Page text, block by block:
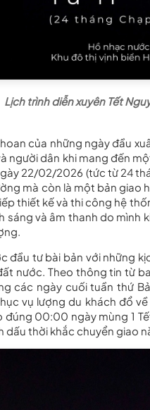
Lịch trình diễn xuyên Tết
của những ngày đầu
người dân khi mang đến
22/02/2026 (tức từ 24
mà còn là một bản giao
thiết kế và thi công hệ
sáng và âm thanh do
đầu tư bài bản với những
nước. Theo thông tin từ
các ngày cuối tuần thứ
vụ lượng du khách đổ
đúng 00:00 ngày mùng 1
dấu thời khắc chuyển giao